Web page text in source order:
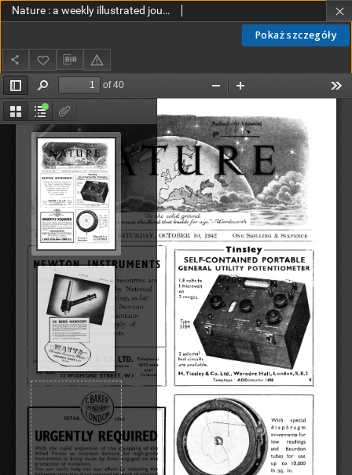
Pokaż szczegóły
Nature : a weekly illustrated journal of science vol. 150 no. 3806 (1942)